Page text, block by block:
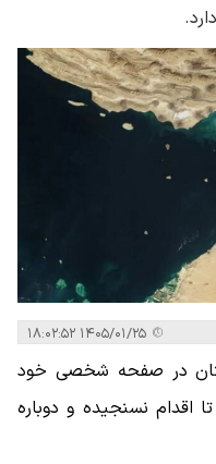
در صفحه شخصی خود
اقدام نسنجیده و دوباره